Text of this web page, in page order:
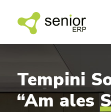
Tempini
“Am ales